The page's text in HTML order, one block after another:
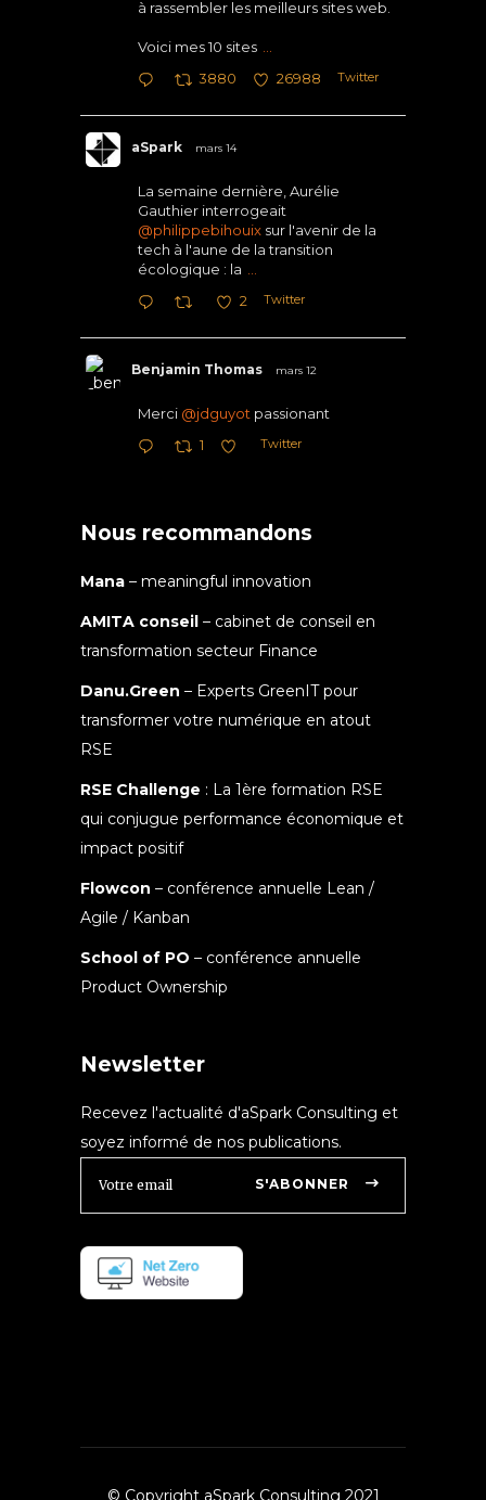
à rassembler les meilleurs sites web.
Voici mes 10 sites
3880 26988 Twitter
aSpark mars 14
La semaine dernière, Aurélie
Gauthier interrogeait
@philippebihouix sur l'avenir de la
tech à l'aune de la transition
écologique : la
2 Twitter
Benjamin Thomas mars 12
Merci @jdguyot passionant
1 Twitter
Nous recommandons
Mana – meaningful innovation
AMITA conseil – cabinet de conseil en
transformation secteur Finance
Danu.Green – Experts GreenIT pour
transformer votre numérique en atout
RSE
RSE Challenge : La 1ère formation RSE
qui conjugue performance économique et
impact positif
Flowcon – conférence annuelle Lean /
Agile / Kanban
School of PO – conférence annuelle
Product Ownership
Newsletter
Recevez l'actualité d'aSpark Consulting et
soyez informé de nos publications.
S'ABONNER
© Copyright aSpark Consulting 2021